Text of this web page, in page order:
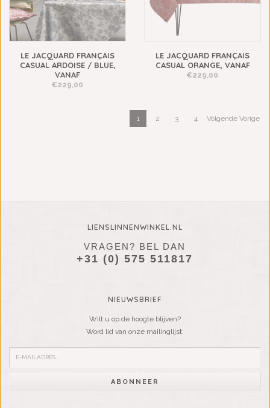
LE JACQUARD FRANÇAIS
CASUAL ARDOISE / BLUE,
VANAF
€229,00
LE JACQUARD FRANÇAIS
CASUAL ORANGE, VANAF
€229,00
1 2 3 4 Volgende Vorige
LIENSLINNENWINKEL.NL
VRAGEN? BEL DAN
+31 (0) 575 511817
NIEUWSBRIEF
Wilt u op de hoogte blijven?
Word lid van onze mailinglijst:
ABONNEER